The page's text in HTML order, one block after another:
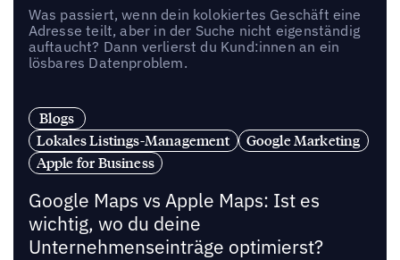
Was passiert, wenn dein kolokiertes Geschäft eine
Adresse teilt, aber in der Suche nicht eigenständig
auftaucht? Dann verlierst du Kund:innen an ein
lösbares Datenproblem.
Blogs
Lokales Listings-Management
Google Marketing
Apple for Business
Google Maps vs Apple Maps: Ist es
wichtig, wo du deine
Unternehmenseinträge optimierst?